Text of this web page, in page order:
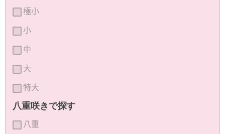
極小
小
中
大
特大
八重咲きで探す
八重